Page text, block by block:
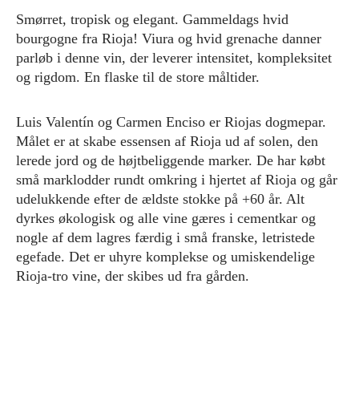
Smørret, tropisk og elegant. Gammeldags hvid
bourgogne fra Rioja! Viura og hvid grenache danner
parløb i denne vin, der leverer intensitet, kompleksitet
og rigdom. En flaske til de store måltider.
Luis Valentín og Carmen Enciso er Riojas dogmepar.
Målet er at skabe essensen af Rioja ud af solen, den
lerede jord og de højtbeliggende marker. De har købt
små marklodder rundt omkring i hjertet af Rioja og går
udelukkende efter de ældste stokke på +60 år. Alt
dyrkes økologisk og alle vine gæres i cementkar og
nogle af dem lagres færdig i små franske, letristede
egefade. Det er uhyre komplekse og umiskendelige
Rioja-tro vine, der skibes ud fra gården.